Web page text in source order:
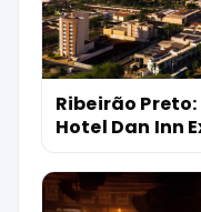
Ribeirão
Hotel Dan Inn